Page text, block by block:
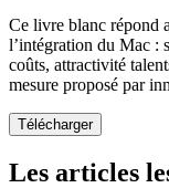
Ce livre blanc répond
l’intégration du Mac :
coûts, attractivité
mesure proposé par
Les articles